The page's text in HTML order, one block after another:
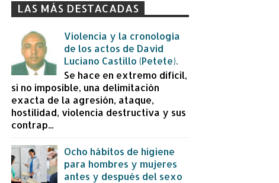
LAS MÁS DESTACADAS
Violencia y la cronología
de los actos de David
Luciano Castillo (Petete).
Se hace en extremo difícil,
si no imposible, una delimitación
exacta de la agresión, ataque,
hostilidad, violencia destructiva y sus
contrap...
Ocho hábitos de higiene
para hombres y mujeres
antes y después del sexo